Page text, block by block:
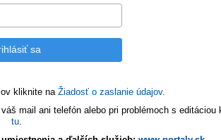
kliknite na Žiadosť o zaslanie údajov.
mail ani telefón alebo pri problémoch s editáciou
tu.